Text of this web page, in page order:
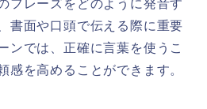
フレーズをどのように発音す
書面や口頭で伝える際に重要
ンでは、正確に言葉を使うこ
感を高めることができます。